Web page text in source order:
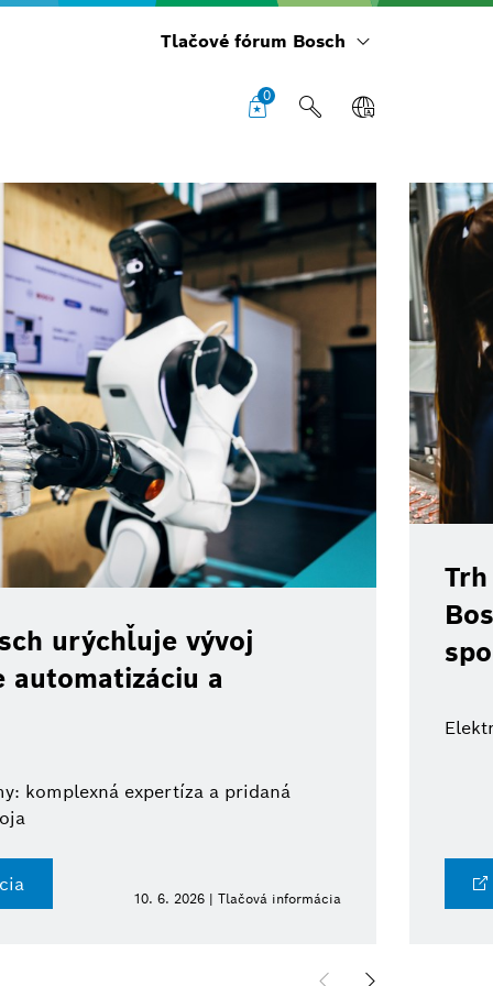
Tlačové fórum Bosch
0
urýchľuje vývoj
a
komplexná expertíza a pridaná
10. 6. 2026 | Tlačová informácia